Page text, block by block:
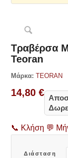
Τραβέρσα
Teoran
Μάρκα: TEORAN
14,80€
📞 Κλήση 💬
Διάσταση